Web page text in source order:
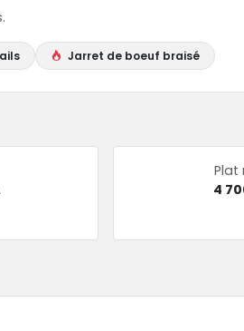
Jarret de boeuf braisé
Plat
4